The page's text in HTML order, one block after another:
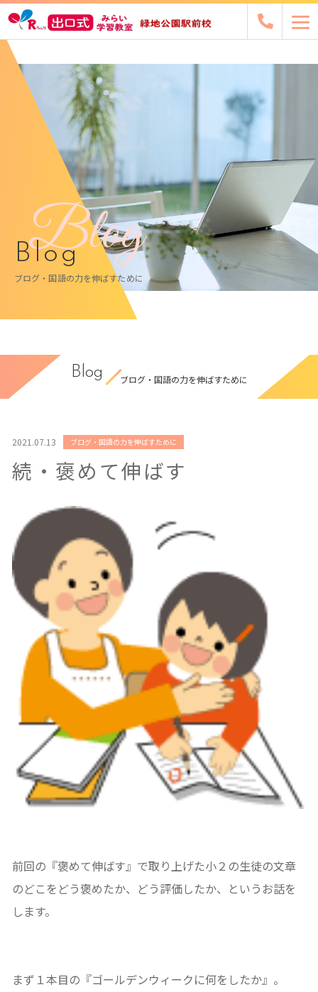
Blog
Blog
ブログ・国語の力を伸ばすために
Blog
ブログ・国語の力を伸ばすために
2021.07.13 ブログ・国語の力を伸ばすために
続・褒めて伸ばす
前回の『褒めて伸ばす』で取り上げた小２の生徒の文章
のどこをどう褒めたか、どう評価したか、というお話を
します。
まず１本目の『ゴールデンウィークに何をしたか』。